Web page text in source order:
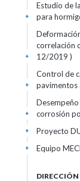
Estudio de
para
+
correlación
12/2019 )
+
Control de
+
corrosión
+
Proyecto
+
Equipo
+